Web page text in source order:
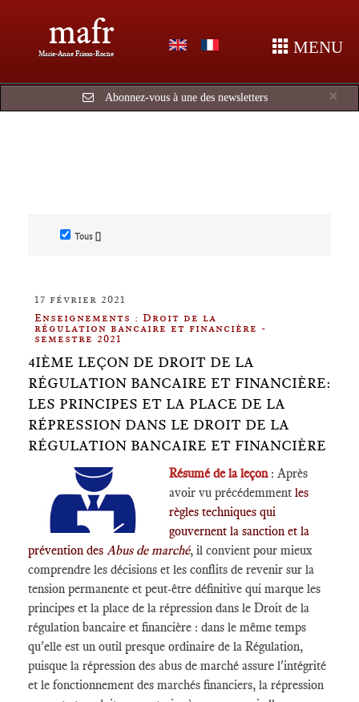
mafr
Marie-Anne Frison-Roche MENU
×
Abonnez-vous à une des newsletters
Tous []
17 février 2021
Enseignements : Droit de la
régulation bancaire et financière -
semestre 2021
4IÈME LEÇON DE DROIT DE LA
RÉGULATION BANCAIRE ET FINANCIÈRE:
LES PRINCIPES ET LA PLACE DE LA
RÉPRESSION DANS LE DROIT DE LA
RÉGULATION BANCAIRE ET FINANCIÈRE
Résumé de la leçon: Après
avoir vu précédemment les
règles techniques qui
gouvernent la sanction et la
prévention des Abus de marché, il convient pour mieux
comprendre les décisions et les conflits de revenir sur la
tension permanente et peut-être définitive qui marque les
principes et la place de la répression dans le Droit de la
régulation bancaire et financière : dans le même temps
qu'elle est un outil presque ordinaire de la Régulation,
puisque la répression des abus de marché assure l'intégrité
et le fonctionnement des marchés financiers, la répression